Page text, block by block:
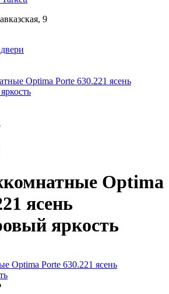
9
Optima Porte 630.221 ясень
Optima
ясень
яркость